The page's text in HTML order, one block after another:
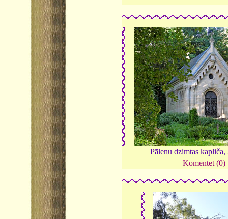
Pālenu dzimtas kapliča,
Komentēt (0)